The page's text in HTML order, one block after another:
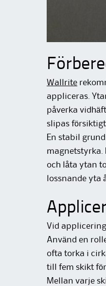
Wallrite
appliceras.
påverka
slipas
En stabil
magnetstyrka.
och låta ytan
lossnande yta
Vid
Använd en
ofta torka i
till fem skikt
Mellan varje